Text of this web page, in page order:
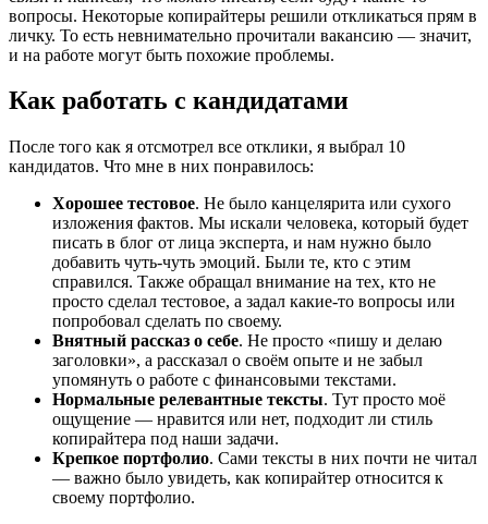
вопросы. Некоторые копирайтеры решили откликаться прям в
личку. То есть невнимательно прочитали вакансию — значит,
и на работе могут быть похожие проблемы.
Как работать с кандидатами
После того как я отсмотрел все отклики, я выбрал 10
кандидатов. Что мне в них понравилось:
Хорошее тестовое. Не было канцелярита или сухого
изложения фактов. Мы искали человека, который будет
писать в блог от лица эксперта, и нам нужно было
добавить чуть-чуть эмоций. Были те, кто с этим
справился. Также обращал внимание на тех, кто не
просто сделал тестовое, а задал какие-то вопросы или
попробовал сделать по своему.
Внятный рассказ о себе. Не просто «пишу и делаю
заголовки», а рассказал о своём опыте и не забыл
упомянуть о работе с финансовыми текстами.
Нормальные релевантные тексты. Тут просто моё
ощущение — нравится или нет, подходит ли стиль
копирайтера под наши задачи.
Крепкое портфолио. Сами тексты в них почти не читал
— важно было увидеть, как копирайтер относится к
своему портфолио.